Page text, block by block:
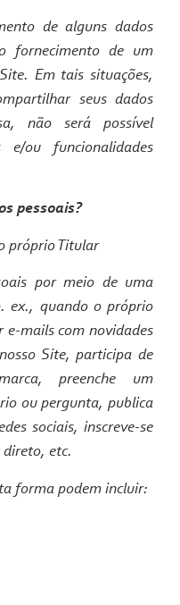
de alguns dados
fornecimento de um
Em tais situações,
seus dados
não será possível
ou funcionalidades
pessoais?
próprio Titular
por meio de uma
ex., quando o próprio
e-mails com novidades
Site, participa de
preenche um
ou pergunta, publica
sociais, inscreve-se
direto, etc.
forma podem incluir: